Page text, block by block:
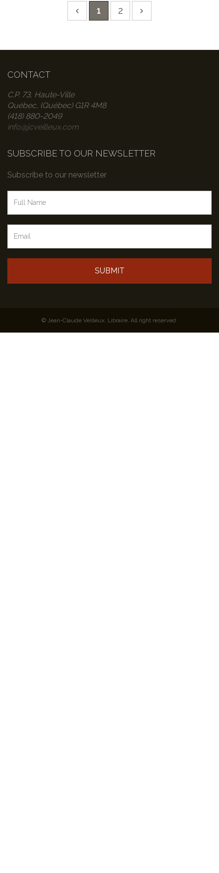
1 2
CONTACT
C.P. 73, Haute-Ville
Québec, (Québec) G1R 4M8
(418) 880-2049
info@jcveilleux.com
SUBSCRIBE TO OUR NEWSLETTER
Subscribe to our newsletter
SUBMIT
© Jean-Claude Veilleux, Libraire. All right reserved.